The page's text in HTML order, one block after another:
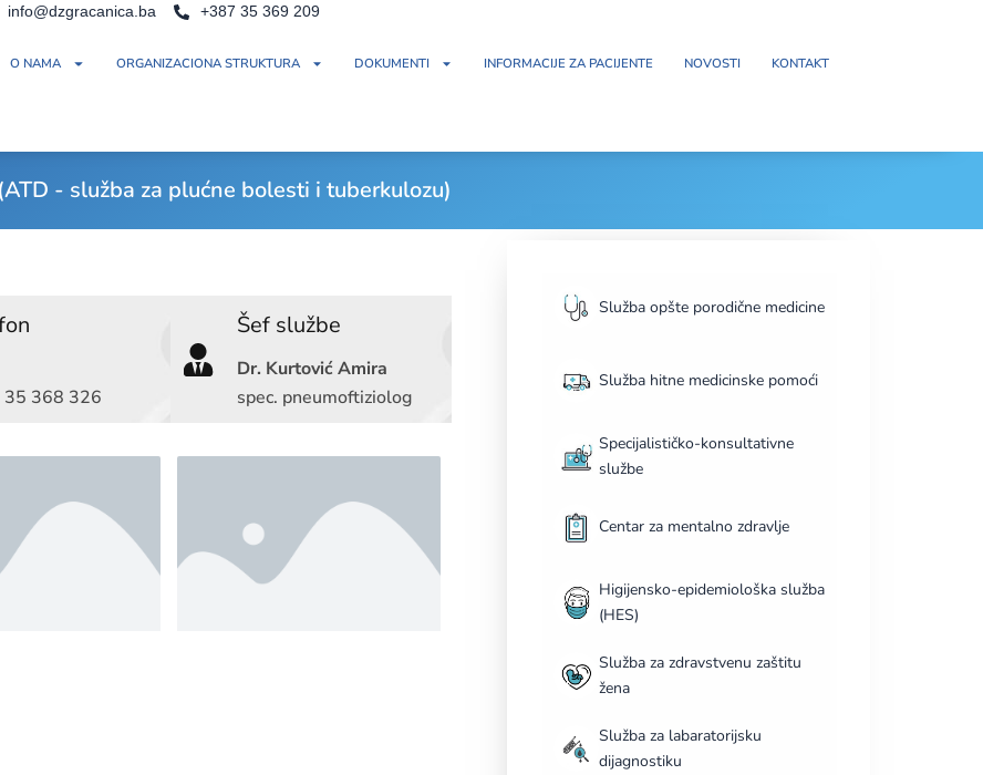
info@dzgracanica.ba +387 35 369 209
O NAMA ORGANIZACIONA STRUKTURA DOKUMENTI INFORMACIJE ZA PACIJENTE NOVOSTI KONTAKT
- služba za plućne bolesti i tuberkulozu)
35 368 326
Šef službe
Dr. Kurtović Amira
spec. pneumoftiziolog
Služba opšte porodične medicine
Služba hitne medicinske pomoći
Specijalističko-konsultativne
službe
Centar za mentalno zdravlje
Higijensko-epidemiološka služba
(HES)
Služba za zdravstvenu zaštitu
žena
Služba za labaratorijsku
dijagnostiku